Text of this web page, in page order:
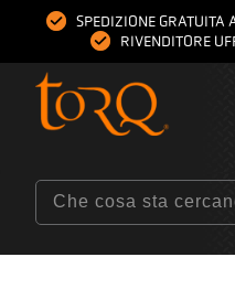
SPEDIZIONE GRATUITA
RIVENDITORE